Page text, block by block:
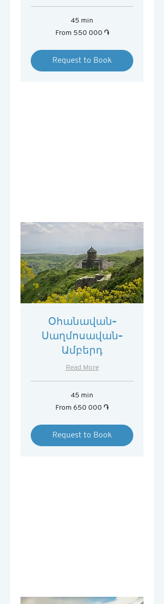
45 min
From 550 000 ֏
Request to Book
Օհանավան-
Սաղմոսավան-
Ամբերդ
Read More
45 min
From 650 000 ֏
Request to Book